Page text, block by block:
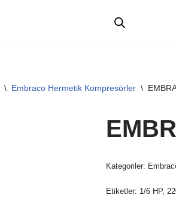
\ Embraco Hermetik Kompresörler \
Kategoriler:
Etiketler: 1/6 HP,